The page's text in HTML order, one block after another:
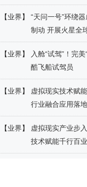
【业界】
“天问一号”环绕
制动 开展火星全
【业界】
入舱“试驾”！完
酷飞船试驾员
【业界】
虚拟现实技术赋
行业融合应用落地
【业界】
虚拟现实产业步
技术赋能千行百业